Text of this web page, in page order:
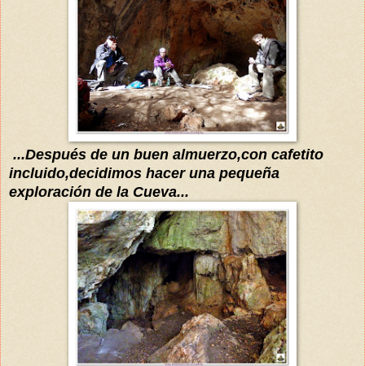
...Después de un buen almuerzo,con cafetito
incluido,decidimos hacer una pequeña
exploración de la Cueva...